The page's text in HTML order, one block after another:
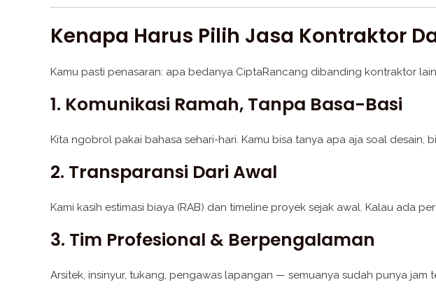
Kenapa Harus Pilih Jasa Kontraktor
Kamu pasti penasaran: apa bedanya CiptaRancang dibanding kontraktor
1. Komunikasi Ramah, Tanpa Basa-Basi
Kita ngobrol pakai bahasa sehari-hari. Kamu bisa tanya apa aja soal
2. Transparansi Dari Awal
Kami kasih estimasi biaya (RAB) dan timeline proyek sejak awal. Kalau ada
3. Tim Profesional & Berpengalaman
Arsitek, insinyur, tukang, pengawas lapangan — semuanya sudah punya